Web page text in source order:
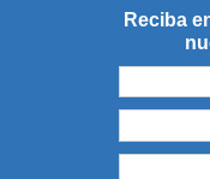
Reciba